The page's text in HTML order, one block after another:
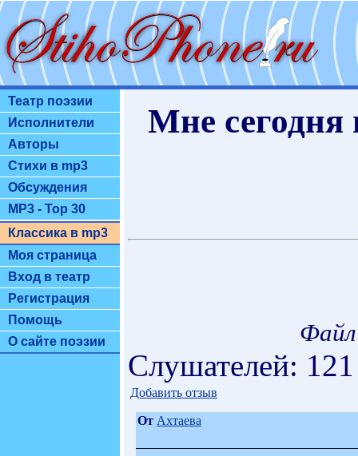
Театр поэзии
Исполнители
Авторы
Стихи в mp3
Обсуждения
MP3 - Top 30
Классика в mp3
Моя страница
Вход в театр
Регистрация
Помощь
О сайте поэзии
Мне сегодня
Слушателей:
Добавить отзыв
От Ахтаева